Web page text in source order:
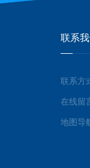
联系
联系方
在线留
地图导